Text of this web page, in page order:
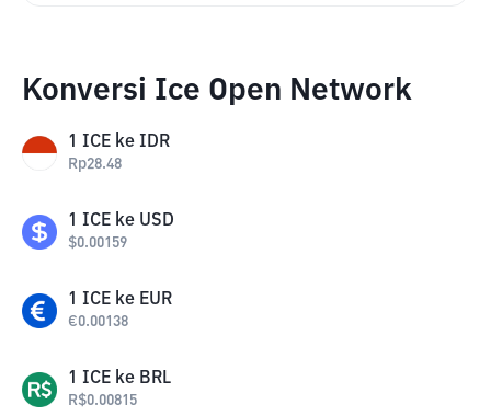
Konversi Ice Open Network
1 ICE ke IDR
Rp28.48
1 ICE ke USD
$0.00159
1 ICE ke EUR
€0.00138
1 ICE ke BRL
R$0.00815